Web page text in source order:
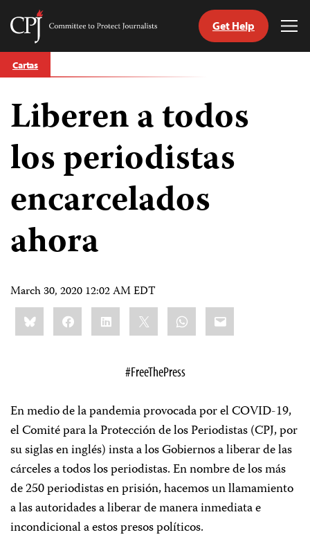
Skip
to
Committee
Journalists
Get Help
Cartas
Liberen a todos
los periodistas
encarcelados
ahora
March 30, 2020 12:02 AM EDT
Share
this:BlueskyFacebookLinkedIn WhatsApp
Email
#FreeThePress
En medio de la pandemia provocada por el COVID-19,
el Comité para la Protección de los Periodistas (CPJ, por
su siglas en inglés) insta a los Gobiernos a liberar de las
cárceles a todos los periodistas. En nombre de los más
de 250 periodistas en prisión, hacemos un llamamiento
a las autoridades a liberar de manera inmediata e
incondicional a estos presos políticos.